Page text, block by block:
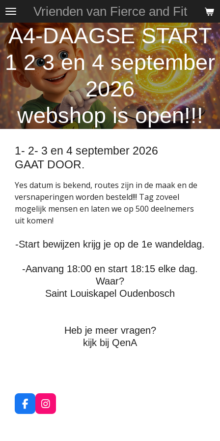
Ga
direct
naar
de
hoofdinhoud
Vrienden van Fierce and Fit
A4-DAAGSE START
1 2 3 en 4 september
2026
webshop is open!!!
1- 2- 3 en 4 september 2026
GAAT DOOR.
Yes datum is bekend, routes zijn in de maak en de
versnaperingen worden besteld!!! Tag zoveel
mogelijk mensen en laten we op 500 deelnemers
uit komen!
-Start bewijzen krijg je op de 1e wandeldag.
-Aanvang 18:00 en start 18:15 elke dag.
Waar?
Saint Louiskapel Oudenbosch
Heb je meer vragen?
kijk bij QenA
F
a
I
n